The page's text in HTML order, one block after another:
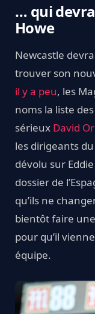
… qui
Howe
Newcastle
trouver son
il y a peu, les
noms la liste
sérieux David
les dirigeants
dévolu sur
dossier de
qu’ils ne
bientôt faire
pour qu’il
équipe.